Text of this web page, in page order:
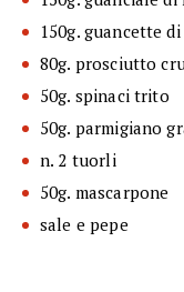
150g. guancette
80g. prosciutto
50g. spinaci trito
50g. parmigiano
n. 2 tuorli
50g. mascarpone
sale e pepe